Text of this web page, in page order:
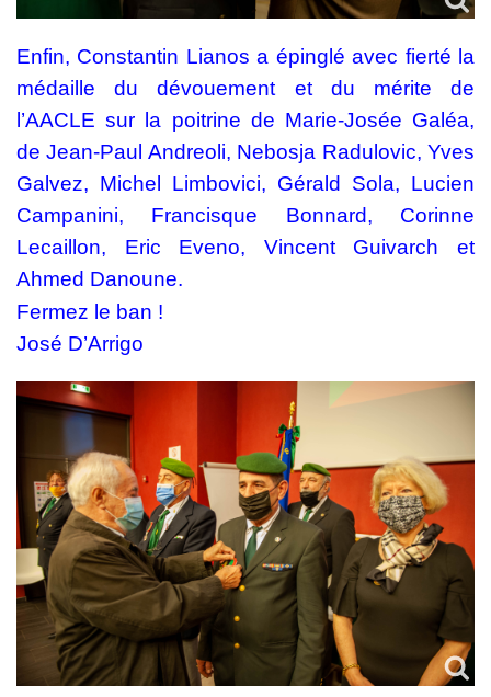
Enfin, Constantin Lianos a épinglé avec fierté la
médaille du dévouement et du mérite de
l’AACLE sur la poitrine de Marie-Josée Galéa,
de Jean-Paul Andreoli, Nebosja Radulovic, Yves
Galvez, Michel Limbovici, Gérald Sola, Lucien
Campanini, Francisque Bonnard, Corinne
Lecaillon, Eric Eveno, Vincent Guivarch et
Ahmed Danoune.
Fermez le ban !
José D’Arrigo